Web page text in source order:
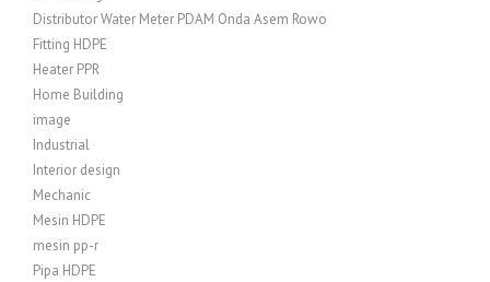
Distributor Water Meter PDAM Onda Asem Rowo
Fitting HDPE
Heater PPR
Home Building
image
Industrial
Interior design
Mechanic
Mesin HDPE
mesin pp-r
Pipa HDPE